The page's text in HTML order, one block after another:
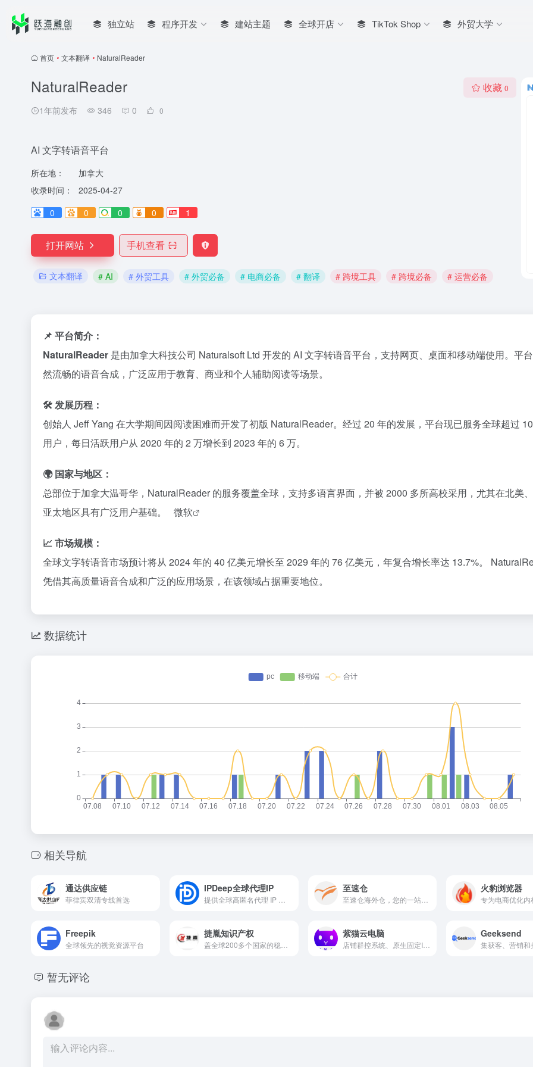
独立站 程序开发 建站主题 全球开店 TikTok Shop 外贸大学
首页 • 文本翻译 • NaturalReader
NaturalReader
1年前发布 346 0 0
收藏 0
AI 文字转语音平台
所在地：
加拿大
收录时间：
2025-04-27
0
0 0 0 1
打开网站 手机查看
文本翻译 # AI # 外贸工具 # 外贸必备 # 电商必备 # 翻译 # 跨境工具 # 跨境必备 # 运营必备
📌 平台简介：
NaturalReader 是由加拿大科技公司 Naturalsoft Ltd 开发的 AI 文字转语音平台，支持网页、桌面和移动端使用。 平
然流畅的语音合成，广泛应用于教育、商业和个人辅助阅读等场景。
🛠️ 发展历程：
创始人 Jeff Yang 在大学期间因阅读困难而开发了初版 NaturalReader。 经过 20 年的发展，平台现已服务全球超过
用户，每日活跃用户从 2020 年的 2 万增长到 2023 年的 6 万。
🌍 国家与地区：
总部位于加拿大温哥华，NaturalReader 的服务覆盖全球，支持多语言界面，并被 2000 多所高校采用，尤其在北美
亚太地区具有广泛用户基础。
微软
📈 市场规模：
全球文字转语音市场预计将从 2024 年的 40 亿美元增长至 2029 年的 76 亿美元，年复合增长率达 13.7%。
凭借其高质量语音合成和广泛的应用场景，在该领域占据重要地位。
数据统计
相关导航
通达供应链
菲律宾双清专线首选
IPDeep全球代理IP 至速仓
至速仓海外仓，您的一站式仓储专家
火豹浏览器
Freepik
全球领先的视觉资源平台
捷胤知识产权 紫猫云电脑
店铺群控系统、原生固定IP、账号个理操作、全球节点加速
Geeksend
暂无评论